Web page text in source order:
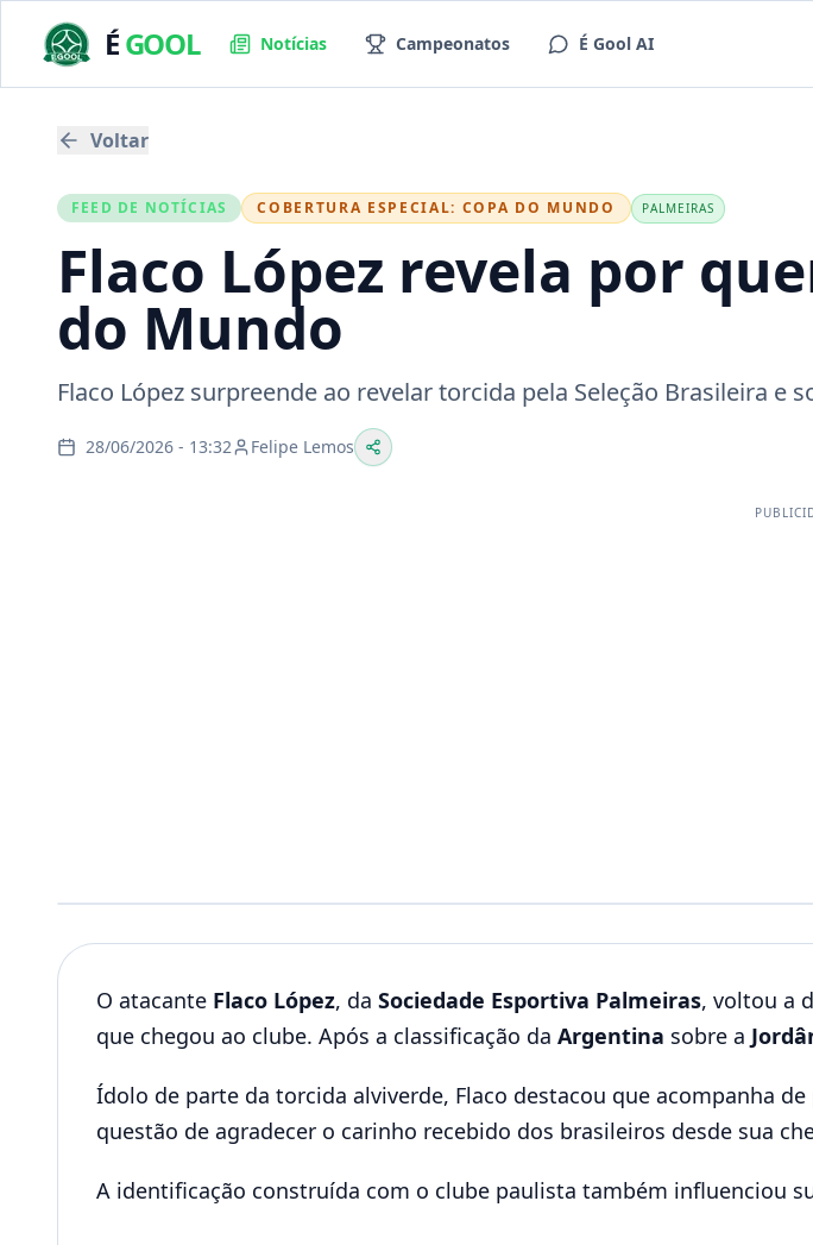
ÉGOOL Notícias Campeonatos É Gool AI
Voltar
FEED DE NOTÍCIAS COBERTURA ESPECIAL: COPA DO MUNDO PALMEIRAS
Flaco López revela por
do Mundo
Flaco López surpreende ao revelar torcida pela Seleção Brasileira
28/06/2026 - 13:32 Felipe Lemos
O atacante Flaco López, da Sociedade Esportiva Palmeiras, voltou a
que chegou ao clube. Após a classificação da Argentina sobre a
Ídolo de parte da torcida alviverde, Flaco destacou que acompanha
questão de agradecer o carinho recebido dos brasileiros desde sua
A identificação construída com o clube paulista também influenciou